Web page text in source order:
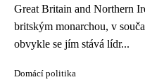
Great Britain and Northern
britským monarchou, v
obvykle se jím stává lídr...
Domácí politika